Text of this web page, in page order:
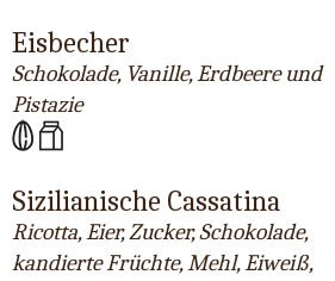
Eisbecher
Schokolade, Vanille, Erdbeere und
Pistazie
Sizilianische Cassatina
Ricotta, Eier, Zucker, Schokolade,
kandierte Früchte, Mehl, Eiweiß,